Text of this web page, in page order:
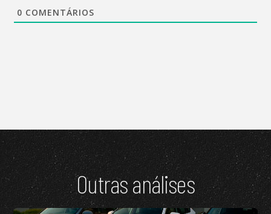
0 COMENTÁRIOS
Outras análises